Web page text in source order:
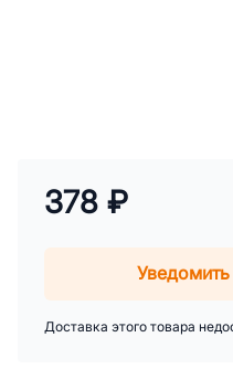
378 ₽
Уведомить
Доставка этого товара